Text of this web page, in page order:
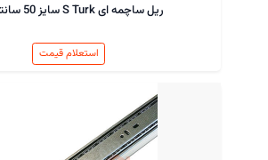
ریل ساچمه ای S Turk سایز 50 سانتی متر
استعلام قیمت